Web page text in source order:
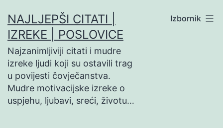
na
sadržaj
NAJLJEPŠI CITATI |
IZREKE | POSLOVICE
Najzanimljiviji citati i mudre
izreke ljudi koji su ostavili trag
u povijesti čovječanstva.
Mudre motivacijske izreke o
uspjehu, ljubavi, sreći, životu…
Izbornik